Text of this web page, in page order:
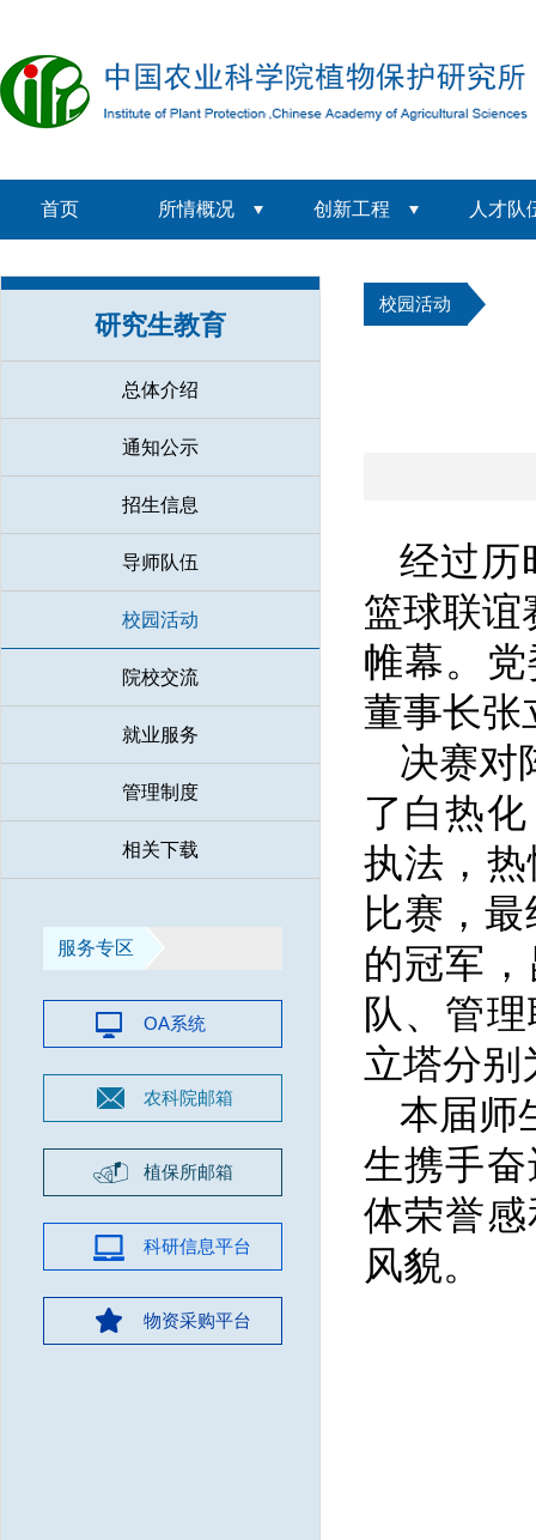
首页 所情概况 创新工程 人才队
研究生教育
总体介绍
通知公示
招生信息
导师队伍
校园活动
院校交流
就业服务
管理制度
相关下载
服务专区
OA系统
农科院邮箱
植保所邮箱
科研信息平台
物资采购平台
校园活动
经过历
篮球联谊
帷幕。
董事长张
决赛对
了白热
执法，
比赛，
的冠军
队、管
立塔分别
本届师
生携手
体荣誉
风貌。